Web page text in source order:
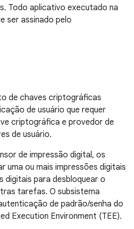
Todo aplicativo executado na
ser assinado pelo
de chaves criptográficas
de usuário que requer
criptográfica e provedor de
de usuário.
de impressão digital, os
uma ou mais impressões digitais
digitais para desbloquear o
tarefas. O subsistema
de padrão/senha do
Execution Environment (TEE).